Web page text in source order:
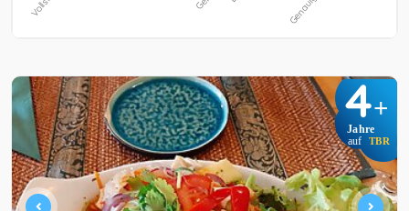
4+
Jahre
auf TBR